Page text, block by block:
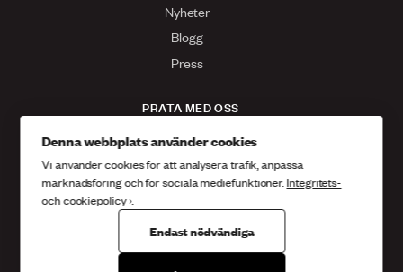
Nyheter
Blogg
Press
PRATA MED OSS
Kontakta oss
Facebook
Twitter
Denna webbplats använder cookies
Vi använder cookies för att analysera trafik, anpassa
marknadsföring och för sociala mediefunktioner.Integritets-
och cookiepolicy ›.
Endast nödvändiga